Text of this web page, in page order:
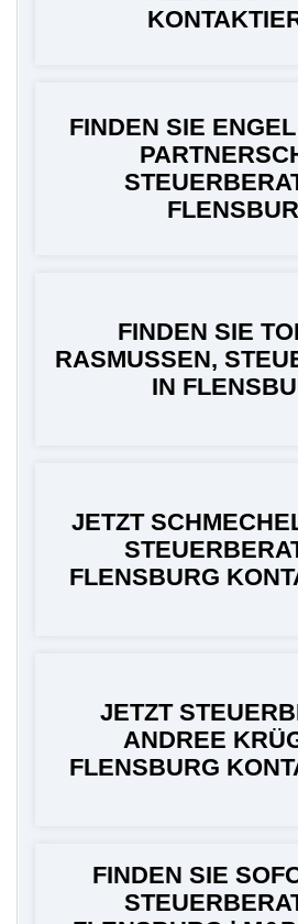
FINDEN SIE
FINDEN SIE
RASMUSSEN,
IN
JETZT
FLENSBURG
JETZT
ANDREE
FLENSBURG
FINDEN SIE